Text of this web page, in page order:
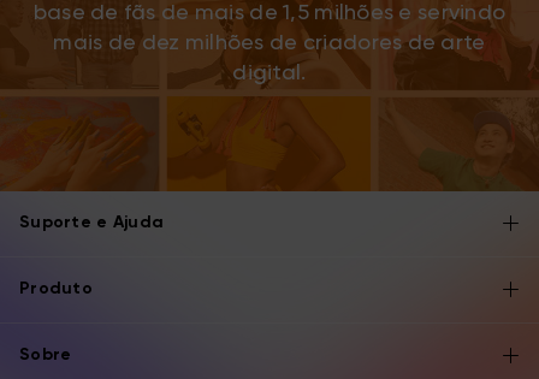
base de fãs de mais de 1,5 milhões e servindo
mais de dez milhões de criadores de arte
digital.
Suporte e Ajuda
Produto
Sobre